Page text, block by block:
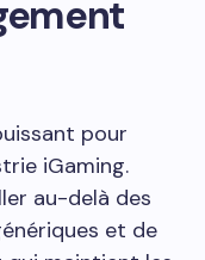
pour
iGaming.
au-delà des
et de